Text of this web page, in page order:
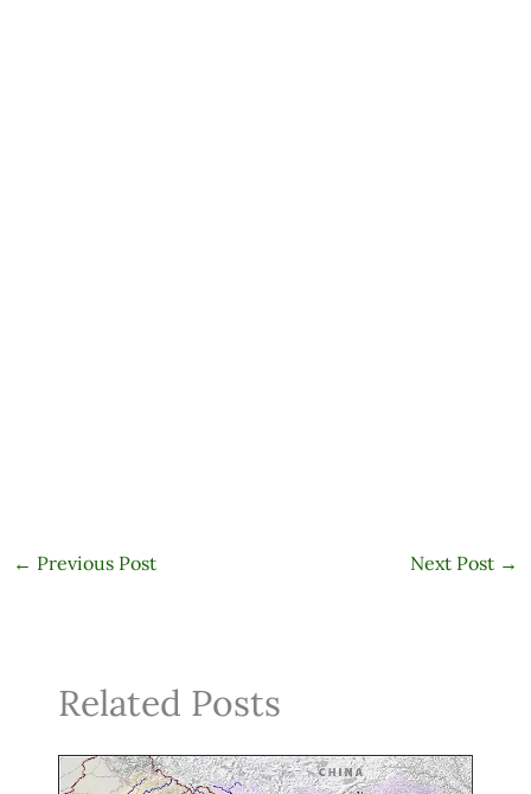
← Previous Post Next Post →
Related Posts